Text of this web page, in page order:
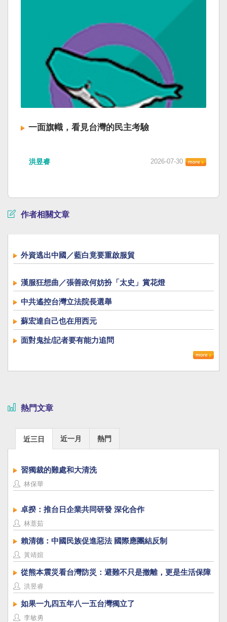
一面旗幟，看見台灣的民主考驗
洪昱睿 2026-07-30
作者相關文章
外資逃出中國／藍白竟要重啟服貿
漢服狂想曲／張善政何妨扮「太史」賞花燈
中共遙控台灣立法院長選舉
蘇宏達自己也在用西元
面對鬼扯/記者要有能力追問
熱門文章
近三日 近一月 熱門
習獨裁的難處和大清洗
林保華
卓揆：推台日企業共同研發 深化合作
林薏茹
賴清德：中國民族促進惡法 國際應團結反制
黃靖媗
從熊本震災看台灣防災：避難不只是撤離，更是生活保障
洪昱睿
如果一九四五年八一五台灣獨立了
李敏勇